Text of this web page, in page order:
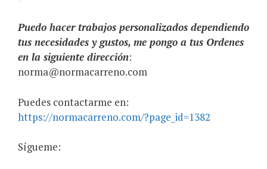
Puedo hacer trabajos personalizados dependiendo
tus necesidades y gustos, me pongo a tus Ordenes
en la siguiente dirección:
norma@normacarreno.com
Puedes contactarme en:
https://normacarreno.com/?page_id=1382
Sígueme: